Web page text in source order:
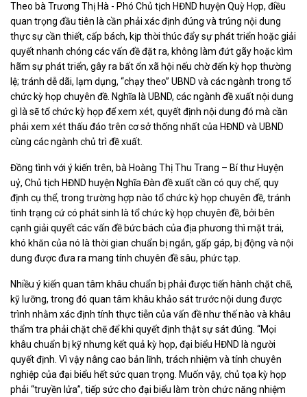
Theo bà Trương Thị Hà - Phó Chủ tịch HĐND huyện Quỳ Hợp, điều
quan trọng đầu tiên là cần phải xác định đúng và trúng nội dung
thực sự cần thiết, cấp bách, kịp thời thúc đẩy sự phát triển hoặc giải
quyết nhanh chóng các vấn đề đặt ra, không làm đứt gãy hoặc kìm
hãm sự phát triển, gây ra bất ổn xã hội nếu chờ đến kỳ họp thường
lệ; tránh dễ dãi, lạm dụng, “chạy theo” UBND và các ngành trong tổ
chức kỳ họp chuyên đề. Nghĩa là UBND, các ngành đề xuất nội dung
gì là sẽ tổ chức kỳ họp để xem xét, quyết định nội dung đó mà cần
phải xem xét thấu đáo trên cơ sở thống nhất của HĐND và UBND
cùng các ngành chủ trì đề xuất.
Đồng tình với ý kiến trên, bà Hoàng Thị Thu Trang – Bí thư Huyện
uỷ, Chủ tịch HĐND huyện Nghĩa Đàn đề xuất cần có quy chế, quy
định cụ thể, trong trường hợp nào tổ chức kỳ họp chuyên đề, tránh
tình trạng cứ có phát sinh là tổ chức kỳ họp chuyên đề, bởi bên
cạnh giải quyết các vấn đề bức bách của địa phương thì mặt trái,
khó khăn của nó là thời gian chuẩn bị ngắn, gấp gáp, bị động và nội
dung được đưa ra mang tính chuyên đề sâu, phức tạp.
Nhiều ý kiến quan tâm khâu chuẩn bị phải được tiến hành chặt chẽ,
kỹ lưỡng, trong đó quan tâm khâu khảo sát trước nội dung được
trình nhằm xác định tính thực tiễn của vấn đề như thế nào và khâu
thẩm tra phải chặt chẽ để khi quyết định thật sự sát đúng. “Mọi
khâu chuẩn bị kỹ nhưng kết quả kỳ họp, đại biểu HĐND là người
quyết định. Vì vậy nâng cao bản lĩnh, trách nhiệm và tính chuyên
nghiệp của đại biểu hết sức quan trọng. Muốn vậy, chủ tọa kỳ họp
phải “truyền lửa”, tiếp sức cho đại biểu làm tròn chức năng nhiệm